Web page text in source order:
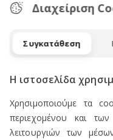
Διαχείριση
Συγκατάθεση
Η ιστοσελίδα
Χρησιμοποιούμε τα
περιεχομένου και
λειτουργιών των